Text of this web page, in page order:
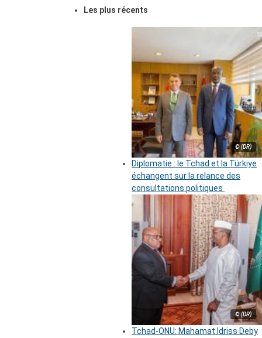
Les plus récents
© (DR)
Diplomatie : le Tchad et la Türkiye
échangent sur la relance des
consultations politiques
© (DR)
Tchad-ONU: Mahamat Idriss Deby